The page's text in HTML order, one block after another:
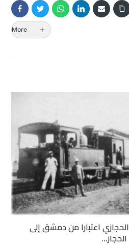
More
اعتبارا من دمشق إلى
الحجاز…